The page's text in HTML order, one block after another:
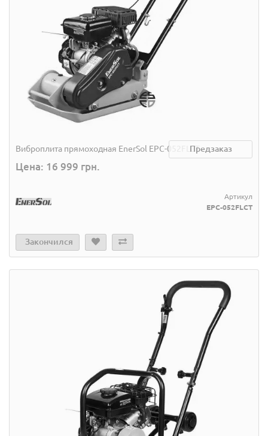
Виброплита прямоходная EnerSol EPC-052FLCTПредзаказ
Цена: 16 999 грн.
Артикул
EPC-052FLCT
Закончился